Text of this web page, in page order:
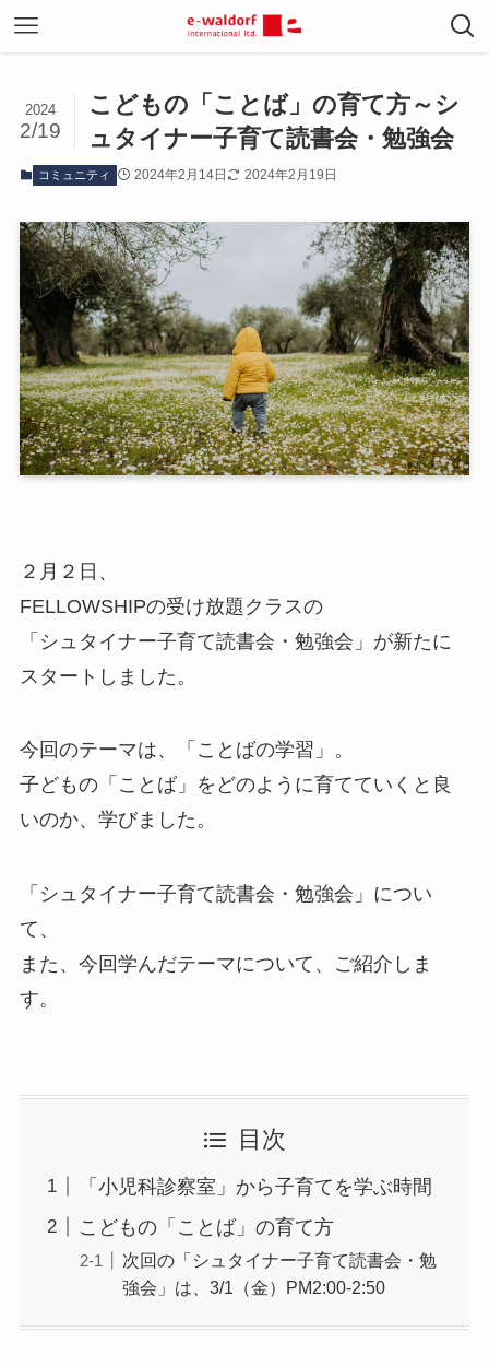
こどもの「ことば」の育て方～シ
ュタイナー子育て読書会・勉強会
2024
2/19
コミュニティ 2024年2月14日 2024年2月19日
２月２日、
FELLOWSHIPの受け放題クラスの
「シュタイナー子育て読書会・勉強会」が新たに
スタートしました。
今回のテーマは、「ことばの学習」。
子どもの「ことば」をどのように育てていくと良
いのか、学びました。
「シュタイナー子育て読書会・勉強会」につい
て、
また、今回学んだテーマについて、ご紹介しま
す。
目次
「小児科診察室」から子育てを学ぶ時間
こどもの「ことば」の育て方
次回の「シュタイナー子育て読書会・勉
強会」は、3/1（金）PM2:00-2:50